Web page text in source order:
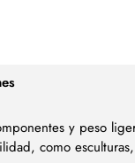
y peso
como